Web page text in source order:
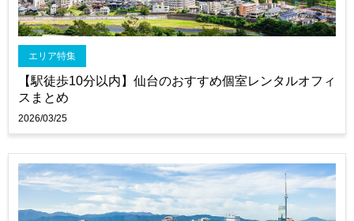
【駅徒歩10分以内】仙台のおすすめ個室レンタルオフィ
スまとめ
エリア特集
2026/03/25